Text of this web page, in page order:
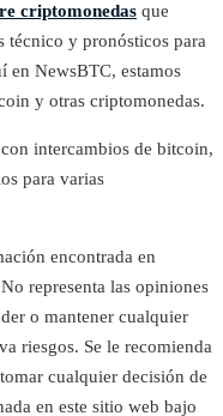
criptomonedas que
técnico y pronósticos para
en NewsBTC, estamos
y otras criptomonedas.
intercambios de bitcoin,
para varias
encontrada en
representa las opiniones
o mantener cualquier
riesgos. Se le recomienda
cualquier decisión de
en este sitio web bajo